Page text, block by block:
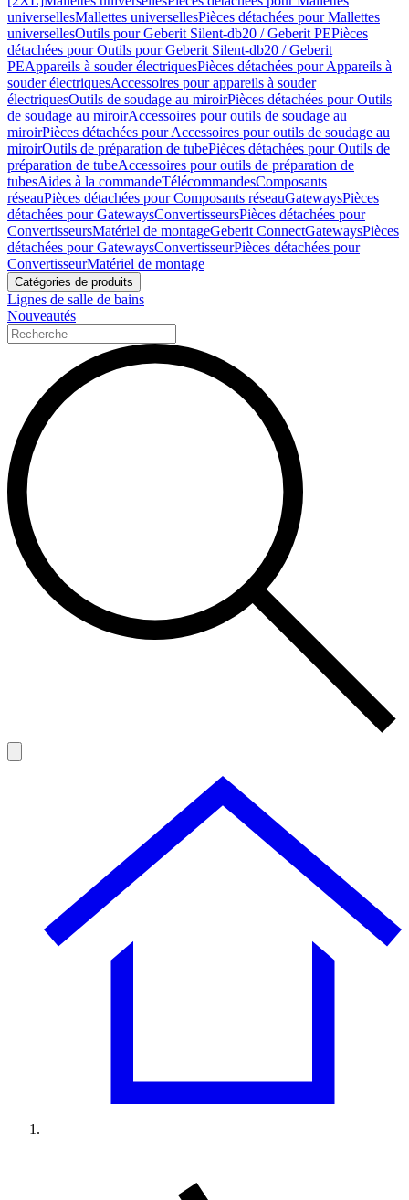
universellesMallettes universellesPièces détachées pour Mallettes
universellesOutils pour Geberit Silent-db20 / Geberit PEPièces
détachées pour Outils pour Geberit Silent-db20 / Geberit
PEAppareils à souder électriquesPièces détachées pour Appareils à
souder électriquesAccessoires pour appareils à souder
électriquesOutils de soudage au miroirPièces détachées pour Outils
de soudage au miroirAccessoires pour outils de soudage au
miroirPièces détachées pour Accessoires pour outils de soudage au
miroirOutils de préparation de tubePièces détachées pour Outils de
préparation de tubeAccessoires pour outils de préparation de
tubesAides à la commandeTélécommandesComposants
réseauPièces détachées pour Composants réseauGatewaysPièces
détachées pour GatewaysConvertisseursPièces détachées pour
ConvertisseursMatériel de montageGeberit ConnectGatewaysPièces
détachées pour GatewaysConvertisseurPièces détachées pour
ConvertisseurMatériel de montage
Catégories de produits
Lignes de salle de bains
Nouveautés